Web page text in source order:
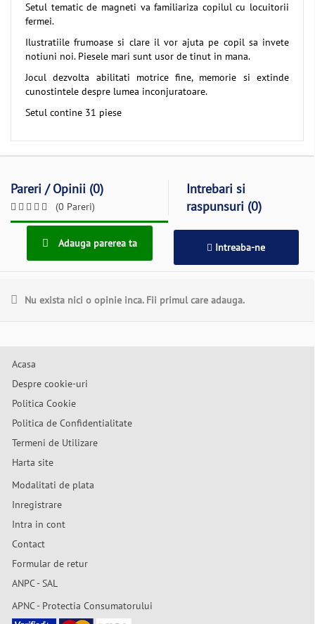
Setul tematic de magneti va familiariza copilul cu locuitorii
fermei.
Ilustratiile frumoase si clare il vor ajuta pe copil sa invete
notiuni noi. Piesele mari sunt usor de tinut in mana.
Jocul dezvolta abilitati motrice fine, memorie si extinde
cunostintele despre lumea inconjuratoare.
Setul contine 31 piese
Pareri / Opinii (0)
(0 Pareri)
Intrebari si
raspunsuri (0)
Adauga parerea ta Intreaba-ne
Nu exista nici o opinie inca. Fii primul care adauga.
Acasa
Despre cookie-uri
Politica Cookie
Politica de Confidentialitate
Termeni de Utilizare
Harta site
Modalitati de plata
Inregistrare
Intra in cont
Contact
Formular de retur
ANPC - SAL
APNC - Protectia Consumatorului